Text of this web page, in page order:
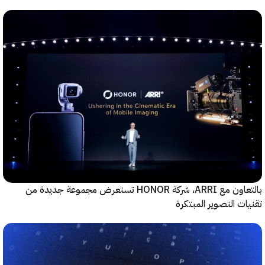
بالتعاون مع ARRI، شركة HONOR تستعرض مجموعة جديدة من
التصوير المبتكرة